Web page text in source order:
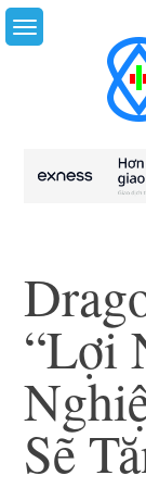
Skip
to
“Lợi
Sẽ